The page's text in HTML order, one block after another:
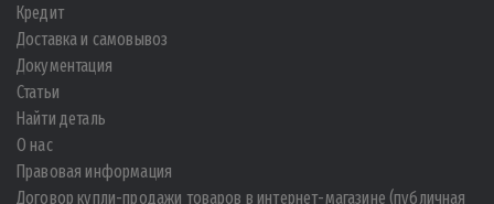
Кредит
Доставка и самовывоз
Документация
Статьи
Найти деталь
О нас
Правовая информация
Договор купли-продажи товаров в интернет-магазине (публичная